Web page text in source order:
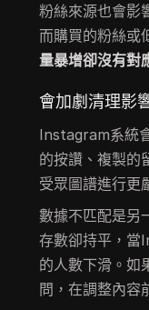
粉絲來源也會影
而購買的粉絲或
量暴增卻沒有對
會加劇清理影
Instagram系統
的按讚、複製的
受眾圖譜進行更
數據不匹配是另
存數卻持平，當
的人數下滑。如
問，在調整內容